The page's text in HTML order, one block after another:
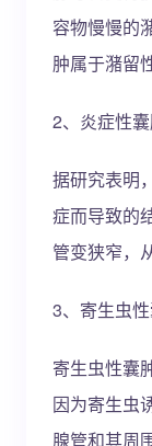
容物慢慢的
肿属于潴留
2、炎症性囊
据研究表明
症而导致的
管变狭窄，
3、寄生虫性
寄生虫性囊
因为寄生虫
腺管和其周